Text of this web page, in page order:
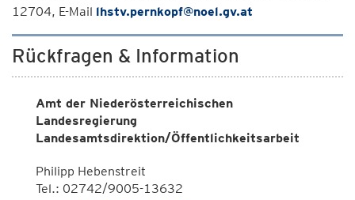
12704, E-Mail lhstv.pernkopf@noel.gv.at
Rückfragen & Information
Amt der Niederösterreichischen
Landesregierung
Landesamtsdirektion/Öffentlichkeitsarbeit
Philipp Hebenstreit
Tel.: 02742/9005-13632